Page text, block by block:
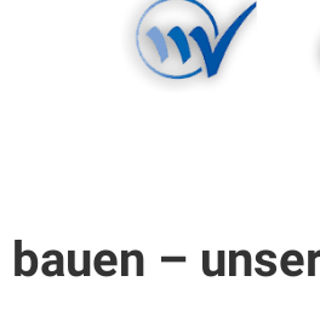
Qualitätsverbund
Gebäudedienstleister
–